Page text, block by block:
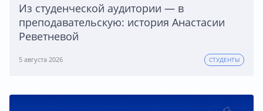
Из студенческой аудитории — в
преподавательскую: история Анастасии
Реветневой
5 августа 2026 СТУДЕНТЫ